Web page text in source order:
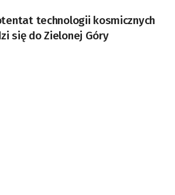
technologii kosmicznych
się do Zielonej Góry